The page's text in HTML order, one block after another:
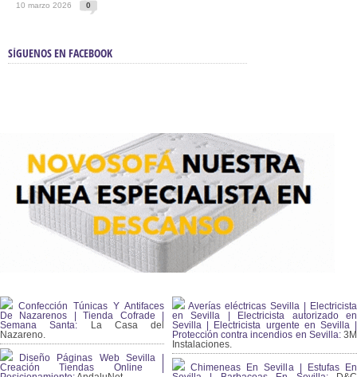
10 marzo 2026 0
SÍGUENOS EN FACEBOOK
Confección Túnicas Y Antifaces
De Nazarenos | Tienda Cofrade |
Semana Santa: La Casa del
Nazareno.
Diseño Páginas Web Sevilla |
Creación Tiendas Online |
Averías eléctricas Sevilla | Electricista
en Sevilla | Electricista autorizado en
Sevilla | Electricista urgente en Sevilla |
Protección contra incendios en Sevilla:3M
Instalaciones.
Chimeneas En Sevilla | Estufas En